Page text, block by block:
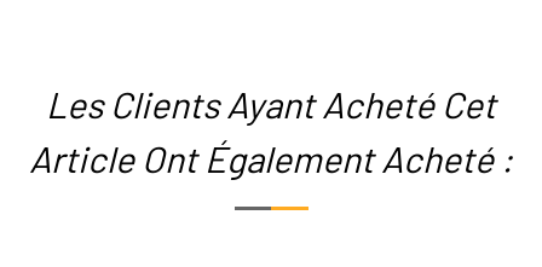
Les Clients Ayant Acheté Cet
Article Ont Également Acheté :